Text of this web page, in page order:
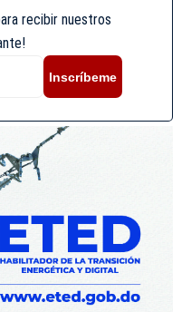
recibir nuestros
Inscríbeme